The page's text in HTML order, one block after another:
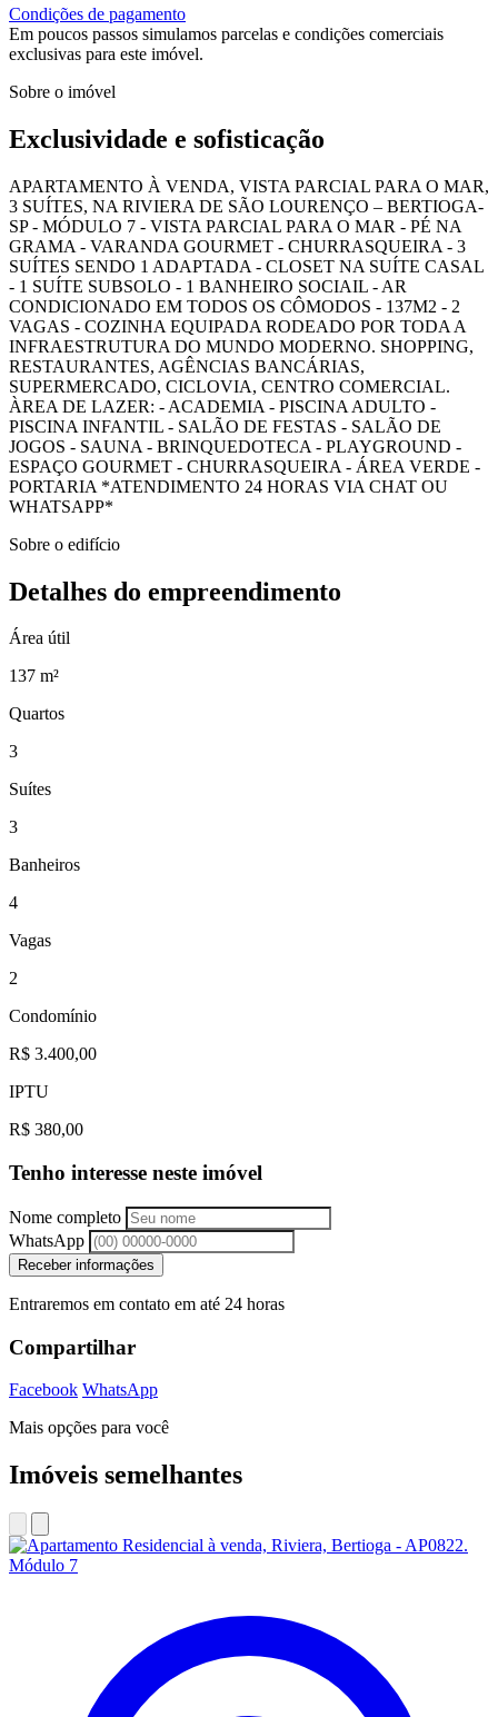
Condições de pagamento
Em poucos passos simulamos parcelas e condições comerciais
exclusivas para este imóvel.
Sobre o imóvel
Exclusividade e sofisticação
APARTAMENTO À VENDA, VISTA PARCIAL PARA O MAR,
3 SUÍTES, NA RIVIERA DE SÃO LOURENÇO – BERTIOGA-
SP - MÓDULO 7 - VISTA PARCIAL PARA O MAR - PÉ NA
GRAMA - VARANDA GOURMET - CHURRASQUEIRA - 3
SUÍTES SENDO 1 ADAPTADA - CLOSET NA SUÍTE CASAL
- 1 SUÍTE SUBSOLO - 1 BANHEIRO SOCIAIL - AR
CONDICIONADO EM TODOS OS CÔMODOS - 137M2 - 2
VAGAS - COZINHA EQUIPADA RODEADO POR TODA A
INFRAESTRUTURA DO MUNDO MODERNO. SHOPPING,
RESTAURANTES, AGÊNCIAS BANCÁRIAS,
SUPERMERCADO, CICLOVIA, CENTRO COMERCIAL.
ÀREA DE LAZER: - ACADEMIA - PISCINA ADULTO -
PISCINA INFANTIL - SALÃO DE FESTAS - SALÃO DE
JOGOS - SAUNA - BRINQUEDOTECA - PLAYGROUND -
ESPAÇO GOURMET - CHURRASQUEIRA - ÁREA VERDE -
PORTARIA *ATENDIMENTO 24 HORAS VIA CHAT OU
WHATSAPP*
Sobre o edifício
Detalhes do empreendimento
Área útil
137 m²
Quartos
3
Suítes
3
Banheiros
4
Vagas
2
Condomínio
R$ 3.400,00
IPTU
R$ 380,00
Tenho interesse neste imóvel
Nome completo
WhatsApp
Receber informações
Entraremos em contato em até 24 horas
Compartilhar
Facebook WhatsApp
Mais opções para você
Imóveis semelhantes
Módulo 7